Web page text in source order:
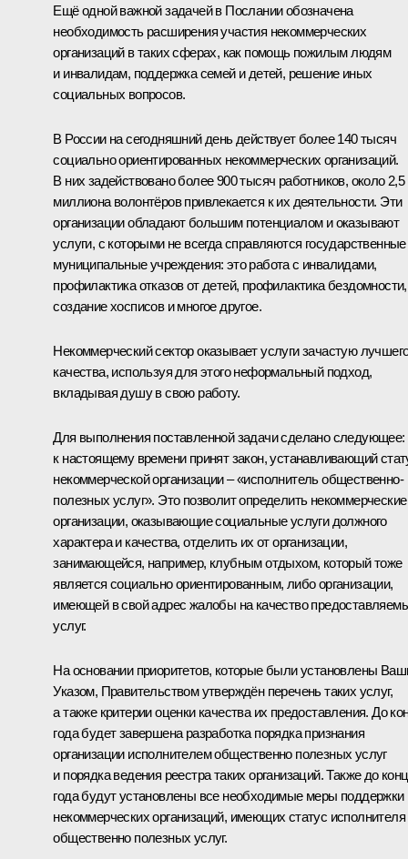
Ещё одной важной задачей в Послании обозначена
необходимость расширения участия некоммерческих
организаций в таких сферах, как помощь пожилым людям
и инвалидам, поддержка семей и детей, решение иных
социальных вопросов.
В России на сегодняшний день действует более 140 тысяч
социально ориентированных некоммерческих организаций.
В них задействовано более 900 тысяч работников, около 2,5
миллиона волонтёров привлекается к их деятельности. Эти
организации обладают большим потенциалом и оказывают
услуги, с которыми не всегда справляются государственные
муниципальные учреждения: это работа с инвалидами,
профилактика отказов от детей, профилактика бездомности,
создание хосписов и многое другое.
Некоммерческий сектор оказывает услуги зачастую
качества, используя для этого неформальный подход,
вкладывая душу в свою работу.
Для выполнения поставленной задачи сделано следующее:
к настоящему времени принят закон, устанавливающий
некоммерческой организации – «исполнитель общественно-
полезных услуг». Это позволит определить некоммерческие
организации, оказывающие социальные услуги должного
характера и качества, отделить их от организации,
занимающейся, например, клубным отдыхом, который тоже
является социально ориентированным, либо организации,
имеющей в свой адрес жалобы на качество
услуг.
На основании приоритетов, которые были установлены
Указом, Правительством утверждён перечень таких услуг,
а также критерии оценки качества их предоставления. До
года будет завершена разработка порядка признания
организации исполнителем общественно полезных услуг
и порядка ведения реестра таких организаций. Также до
года будут установлены все необходимые меры поддержки
некоммерческих организаций, имеющих статус исполнителя
общественно полезных услуг.